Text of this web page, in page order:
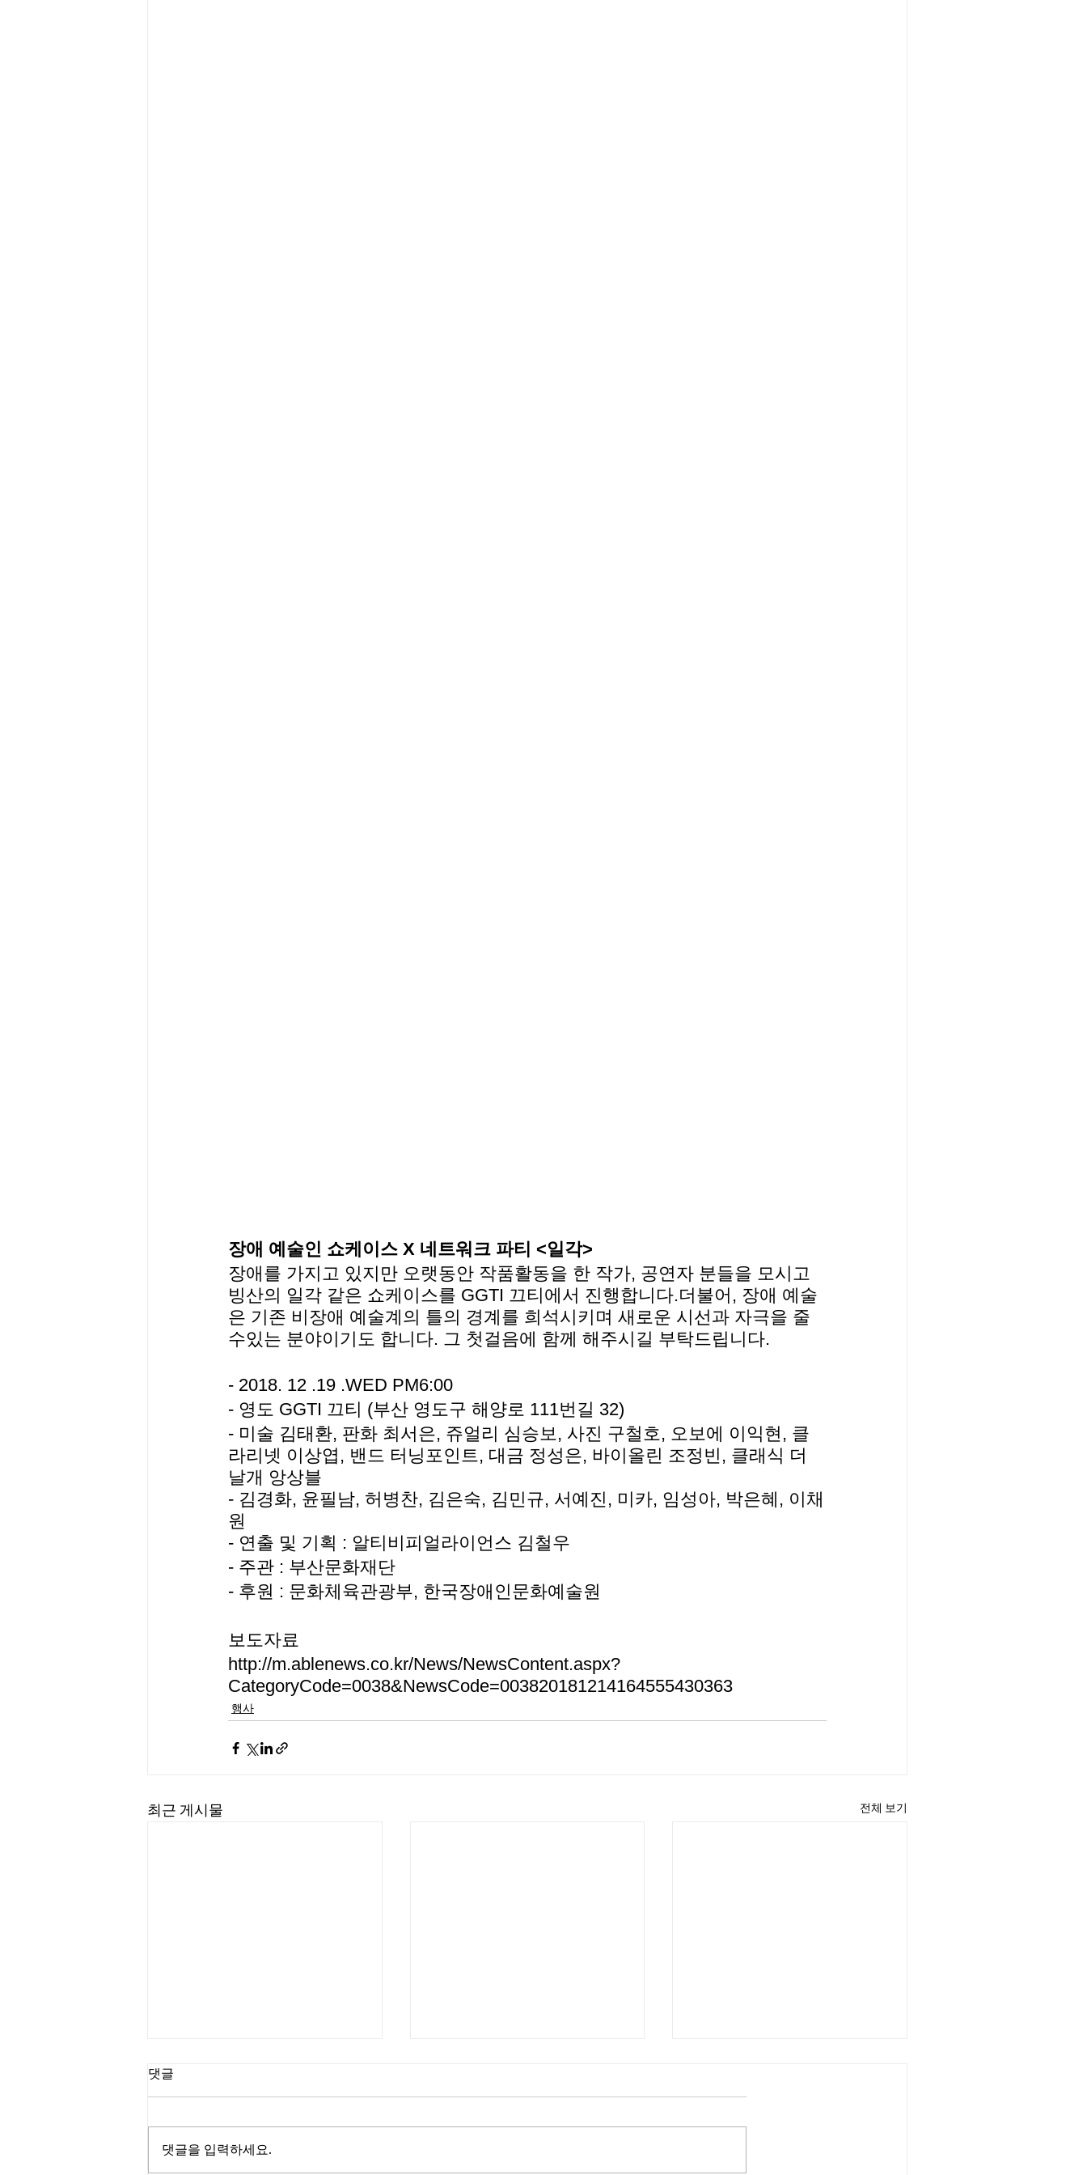
장애 예술인 쇼케이스 X 네트워크 파티 <일각>
장애를 가지고 있지만 오랫동안 작품활동을 한 작가, 공연자 분들을 모시고
빙산의 일각 같은 쇼케이스를 GGTI 끄티에서 진행합니다.더불어, 장애 예술
은 기존 비장애 예술계의 틀의 경계를 희석시키며 새로운 시선과 자극을 줄
수있는 분야이기도 합니다. 그 첫걸음에 함께 해주시길 부탁드립니다.
- 2018. 12 .19 .WED PM6:00
- 영도 GGTI 끄티 (부산 영도구 해양로 111번길 32)
- 미술 김태환, 판화 최서은, 쥬얼리 심승보, 사진 구철호, 오보에 이익현, 클
라리넷 이상엽, 밴드 터닝포인트, 대금 정성은, 바이올린 조정빈, 클래식 더
날개 앙상블
- 김경화, 윤필남, 허병찬, 김은숙, 김민규, 서예진, 미카, 임성아, 박은혜, 이채
원
- 연출 및 기획 : 알티비피얼라이언스 김철우
- 주관 : 부산문화재단
- 후원 : 문화체육관광부, 한국장애인문화예술원
보도자료
http://m.ablenews.co.kr/News/NewsContent.aspx?
CategoryCode=0038&NewsCode=003820181214164555430363
행사
최근 게시물 전체 보기
댓글
댓글을 입력하세요.